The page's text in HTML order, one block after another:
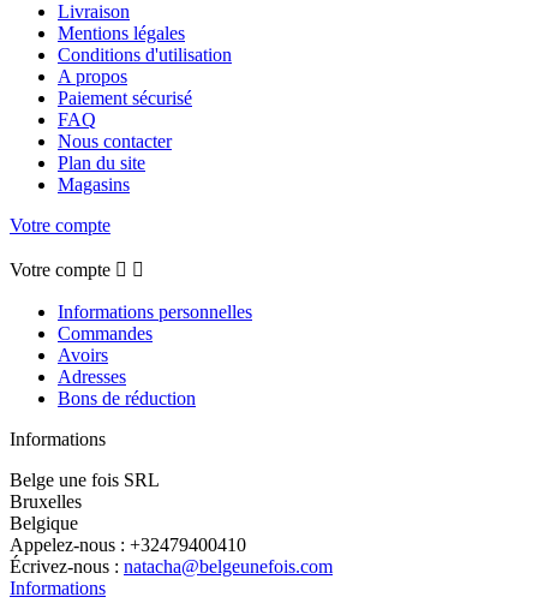
Livraison
Mentions légales
Conditions d'utilisation
A propos
Paiement sécurisé
FAQ
Nous contacter
Plan du site
Magasins
Votre compte
Votre compte  
Informations personnelles
Commandes
Avoirs
Adresses
Bons de réduction
Informations
Belge une fois SRL
Bruxelles
Belgique
Appelez-nous : +32479400410
Écrivez-nous : natacha@belgeunefois.com
Informations